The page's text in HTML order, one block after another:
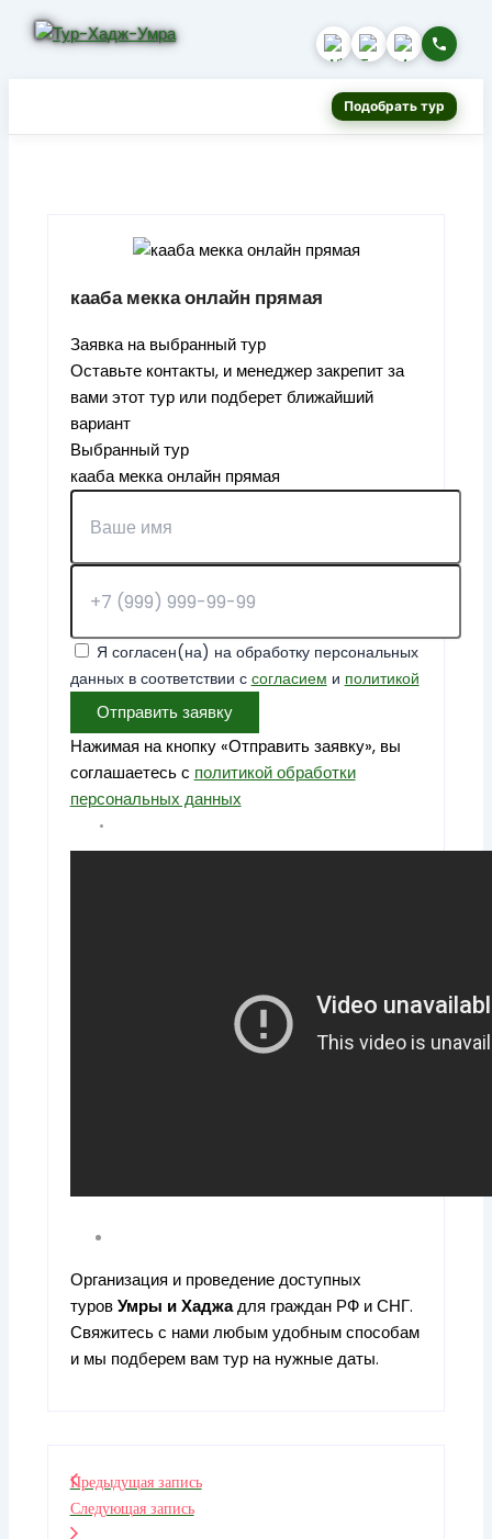
Подобрать тур
кааба мекка онлайн прямая
Заявка на выбранный тур
Оставьте контакты, и менеджер закрепит за
вами этот тур или подберет ближайший
вариант
Выбранный тур
кааба мекка онлайн прямая
Я согласен(на) на обработку персональных
данных в соответствии с согласием и политикой
Отправить заявку
Нажимая на кнопку «Отправить заявку», вы
соглашаетесь с политикой обработки
персональных данных
Организация и проведение доступных
туров Умры и Хаджадля граждан РФ и СНГ.
Свяжитесь с нами любым удобным способам
и мы подберем вам тур на нужные даты.
Предыдущая запись
Следующая запись